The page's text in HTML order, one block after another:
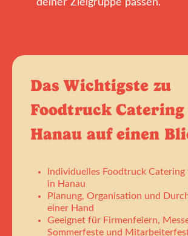
deiner Zielgruppe passen.
Das Wichtigste zu
Foodtruck
Hanau auf einen
Individuelles Foodtruck
in Hanau
Planung, Organisation und
einer Hand
Geeignet für Firmenfeiern,
Sommerfeste und